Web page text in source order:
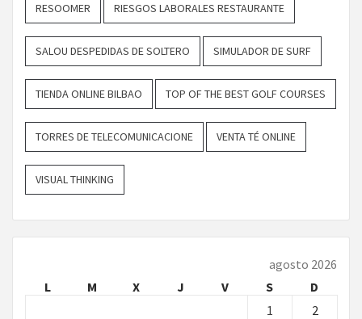
RESOOMER RIESGOS LABORALES RESTAURANTE
SALOU DESPEDIDAS DE SOLTERO SIMULADOR DE SURF
TIENDA ONLINE BILBAO TOP OF THE BEST GOLF COURSES
TORRES DE TELECOMUNICACIONE VENTA TÉ ONLINE
VISUAL THINKING
agosto 2026
L
M X J V S
D
1
2